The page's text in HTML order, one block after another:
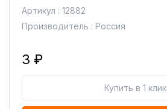
Артикул : 12882
Производитель : Россия
3 ₽
Купить в 1 клик